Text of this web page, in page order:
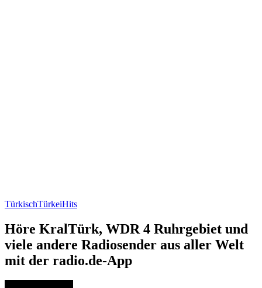
TürkischTürkeiHits
Höre KralTürk, WDR 4 Ruhrgebiet und
viele andere Radiosender aus aller Welt
mit der radio.de-App